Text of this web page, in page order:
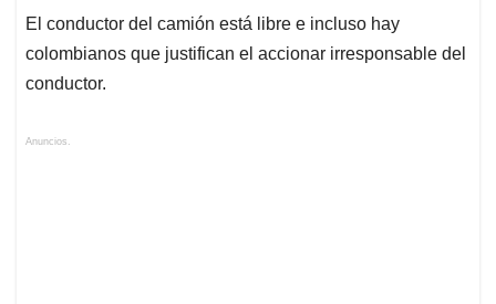
El conductor del camión está libre e incluso hay
colombianos que justifican el accionar irresponsable del
conductor.
Anuncios.